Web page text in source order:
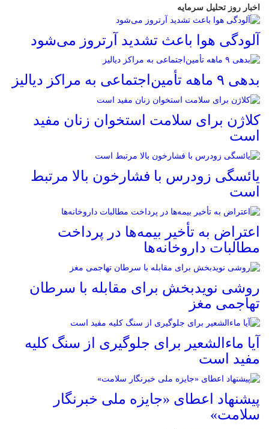
اخبار روز تحلیل سرمایه
آلودگی هوا باعث تشدید آرتروز می‌شود
بدهی ۹ ماهه تأمین‌اجتماعی به مراکز دیالیز
کلاژن برای سلامت استخوان زنان مفید
است
یائسگی زودرس با فشارخون بالا مرتبط
است
اعتراض به تأخیر بیمه‌ها در پرداخت
مطالبات داروخانه‌ها
روشی نویدبخش برای مقابله با سرطان
تهاجمی مغز
آیا ماءالشعیر برای جلوگیری از سنگ کلیه
مفید است
پیشنهاد اعطای «جایزه ملی خبرنگار
سلامت»